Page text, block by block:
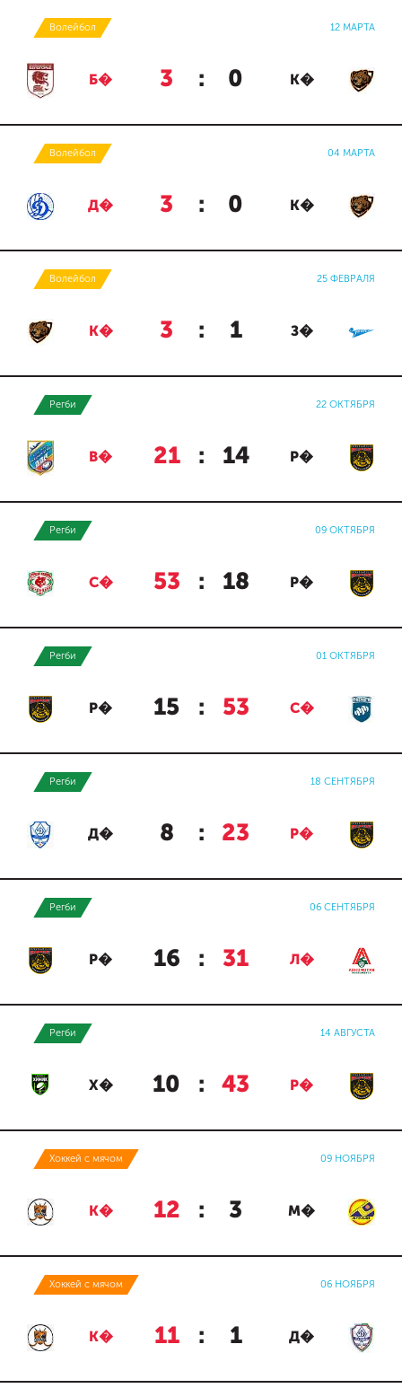
Волейбол 12 МАРТА
Б� 3 : 0 К�
Волейбол 04 МАРТА
Д� 3 : 0 К�
Волейбол 25 ФЕВРАЛЯ
К� 3 : 1 З�
Регби 22 ОКТЯБРЯ
В� 21 : 14 Р�
Регби 09 ОКТЯБРЯ
С� 53 : 18 Р�
Регби 01 ОКТЯБРЯ
Р� 15 : 53 С�
Регби 18 СЕНТЯБРЯ
Д� 8 : 23 Р�
Регби 06 СЕНТЯБРЯ
Р� 16 : 31 Л�
Регби 14 АВГУСТА
Х� 10 : 43 Р�
Хоккей с мячом 09 НОЯБРЯ
К� 12 : 3 М�
Хоккей с мячом 06 НОЯБРЯ
К� 11 : 1 Д�